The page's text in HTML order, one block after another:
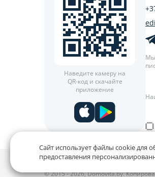
Наведите камеру на
QR-код и скачайте
приложение
Мы
Политика конфиденциальности,
© 2015 - 2026, Domovita.by.
Сайт использует файлы cookie для
предоставления